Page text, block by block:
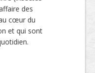
des
cœur du
et qui sont